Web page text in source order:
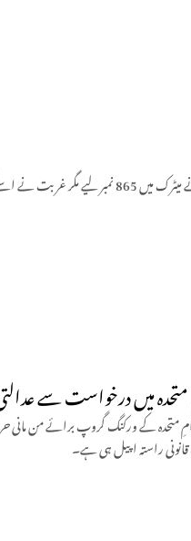
جہاں وہ حادثے میں شہید ہو گیا۔
میں درخواست سے
متحدہ کے ورکنگ گروپ برائے من
راستہ اپیل ہی ہے۔